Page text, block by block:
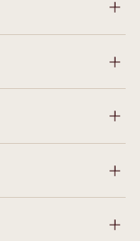
Dynamic
보십시오.
면 신속하게 최적
을 통해전체
높은 속도와빠
일과 다면부품
직관적입니다.
전체적인절곡 공
& Noise
어 시스템이 장착